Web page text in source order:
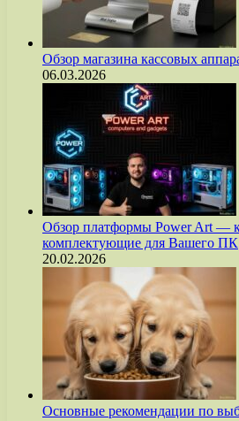
Обзор магазина кассовых
06.03.2026
Обзор платформы Power Art —
комплектующие для Вашего ПК
20.02.2026
Основные рекомендации по